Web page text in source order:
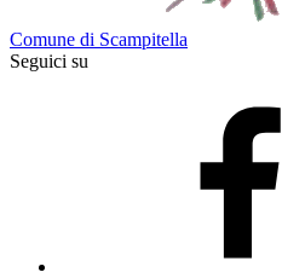
Comune di Scampitella
Seguici su